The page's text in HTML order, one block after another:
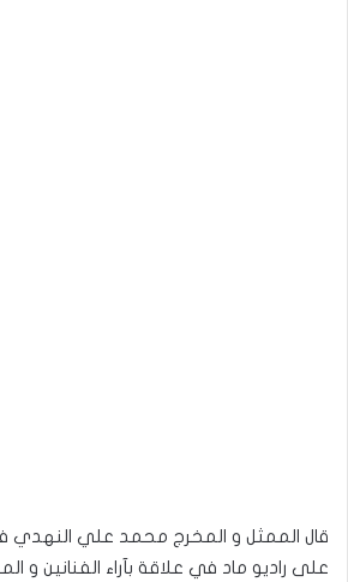
قال الممثل و المخرج محمد علي النهدي
على راديو ماد في علاقة بآراء الفنانين و